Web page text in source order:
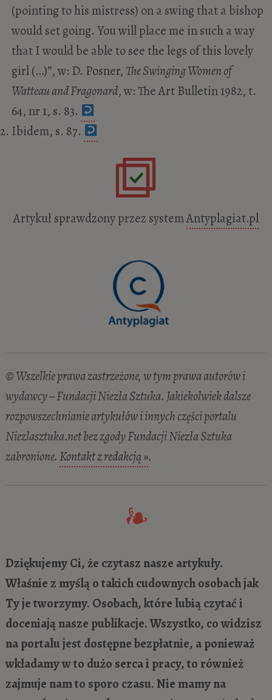
(pointing to his mistress) on a swing that a bishop
would set going. You will place me in such a way
that I would be able to see the legs of this lovely
girl (…)”, w: D. Posner, The Swinging Women of
Watteau and Fragonard, w: The Art Bulletin 1982, t.
64, nr 1, s. 83.
Ibidem, s. 87.
Artykuł sprawdzony przez systemAntyplagiat.pl
© Wszelkie prawa zastrzeżone, w tym prawa autorów i
wydawcy – Fundacji Niezła Sztuka. Jakiekolwiek dalsze
rozpowszechnianie artykułów i innych części portalu
Niezlasztuka.net bez zgody Fundacji Niezła Sztuka
zabronione. Kontakt z redakcją ».
Dziękujemy Ci, że czytasz nasze artykuły.
Właśnie z myślą o takich cudownych osobach jak
Ty je tworzymy. Osobach, które lubią czytać i
doceniają nasze publikacje. Wszystko, co widzisz
na portalu jest dostępne bezpłatnie, a ponieważ
wkładamy w to dużo serca i pracy, to również
zajmuje nam to sporo czasu. Nie mamy na